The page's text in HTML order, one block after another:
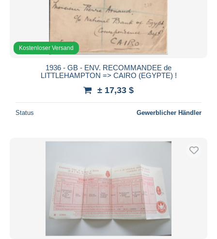
Kostenloser Versand
1936 - GB - ENV. RECOMMANDEE de
LITTLEHAMPTON => CAIRO (EGYPTE) !
± 17,33 $
Status Gewerblicher Händler